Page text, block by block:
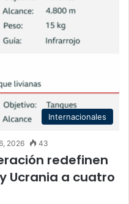
Internacionales
2026 43
redefinen
Ucrania a cuatro